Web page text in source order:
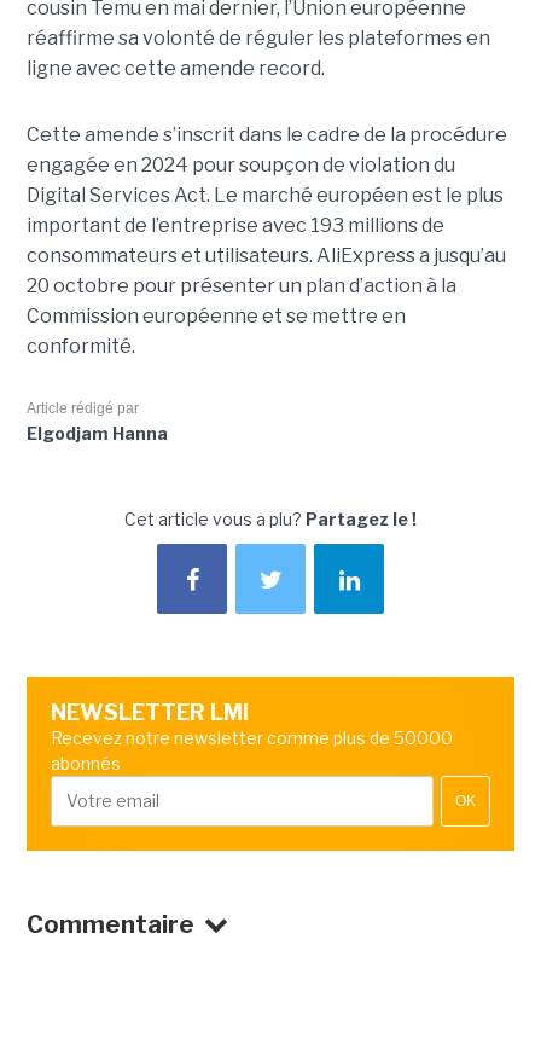
cousin Temu en mai dernier, l’Union européenne
réaffirme sa volonté de réguler les plateformes en
ligne avec cette amende record.
Cette amende s’inscrit dans le cadre de la procédure
engagée en 2024 pour soupçon de violation du
Digital Services Act. Le marché européen est le plus
important de l’entreprise avec 193 millions de
consommateurs et utilisateurs. AliExpress a jusqu’au
20 octobre pour présenter un plan d’action à la
Commission européenne et se mettre en
conformité.
Article rédigé par
Elgodjam Hanna
Cet article vous a plu? Partagez le !
NEWSLETTER LMI
Recevez notre newsletter comme plus de 50000
abonnés
OK
Commentaire